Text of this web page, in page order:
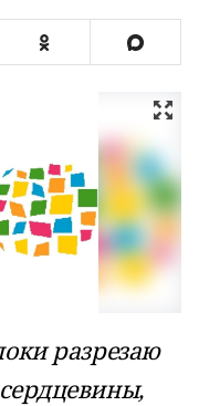
разрезаю